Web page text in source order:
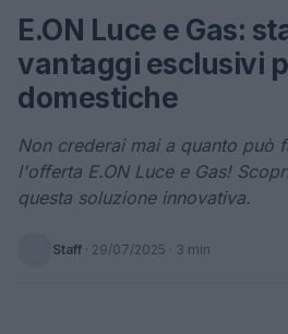
E.ON Luce e Gas:
vantaggi esclusivi
domestiche
Non crederai mai a quanto può
l'offerta E.ON Luce e Gas!
questa soluzione innovativa.
Staff · 29/07/2025 · 3 min